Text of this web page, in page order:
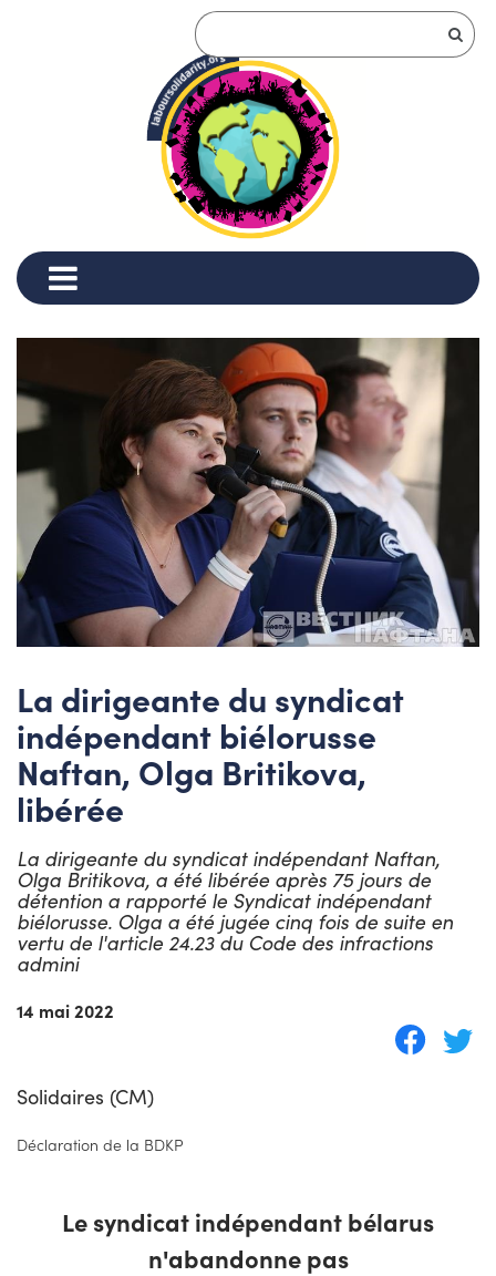
La dirigeante du syndicat
indépendant biélorusse
Naftan, Olga Britikova,
libérée
La dirigeante du syndicat indépendant Naftan,
Olga Britikova, a été libérée après 75 jours de
détention a rapporté le Syndicat indépendant
biélorusse. Olga a été jugée cinq fois de suite en
vertu de l'article 24.23 du Code des infractions
admini
14 mai 2022
Solidaires (CM)
Déclaration de la BDKP
Le syndicat indépendant bélarus
n'abandonne pas